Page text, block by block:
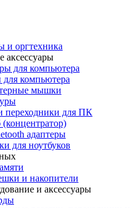
и оргтехника
аксессуары
для компьютера
компьютера
мышки
переходники для ПК
адаптеры
для ноутбуков
и накопители
и аксессуары